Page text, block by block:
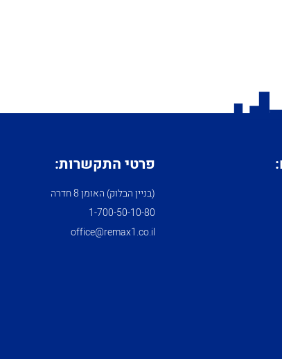
פרטי התקשרות:
(בניין הבלוק) האומן 8 חדרה
1­-700­-50-­10-­80
office@remax1.co.il